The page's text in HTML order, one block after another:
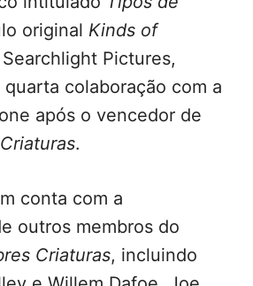
original Kinds of
Pictures,
quarta colaboração com a
após o vencedor de
.
conta com a
outros membros do
Criaturas, incluindo